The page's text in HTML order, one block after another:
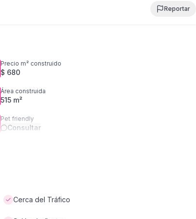
Reportar
Precio m² construido
$ 680
Área construida
515 m²
Pet friendly
Consultar
Cerca del Tráfico